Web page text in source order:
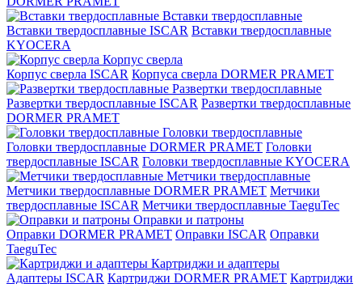
Вставки твердосплавные
Вставки твердосплавные ISCAR Вставки твердосплавные
KYOCERA
Корпус сверла
Корпус сверла ISCAR Корпуса сверла DORMER PRAMET
Развертки твердосплавные
Развертки твердосплавные ISCAR Развертки твердосплавные
DORMER PRAMET
Головки твердосплавные
Головки твердосплавные DORMER PRAMET Головки
твердосплавные ISCAR Головки твердосплавные KYOCERA
Метчики твердосплавные
Метчики твердосплавные DORMER PRAMET Метчики
твердосплавные ISCAR Метчики твердосплавные TaeguTec
Оправки и патроны
Оправки DORMER PRAMET Оправки ISCAR Оправки
TaeguTec
Картриджи и адаптеры
Адаптеры ISCAR Картриджи DORMER PRAMET Картриджи